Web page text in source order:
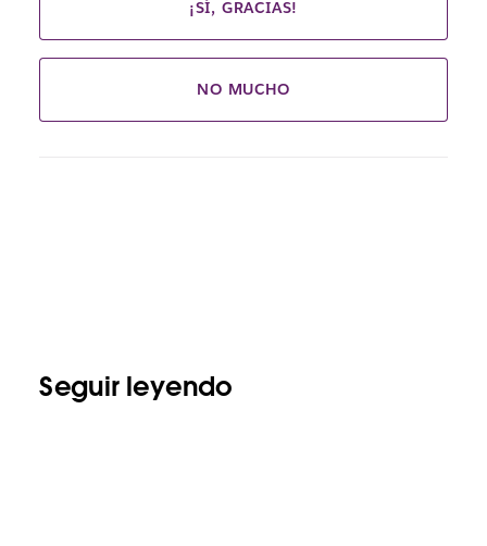
¡SÍ, GRACIAS!
NO MUCHO
Seguir leyendo